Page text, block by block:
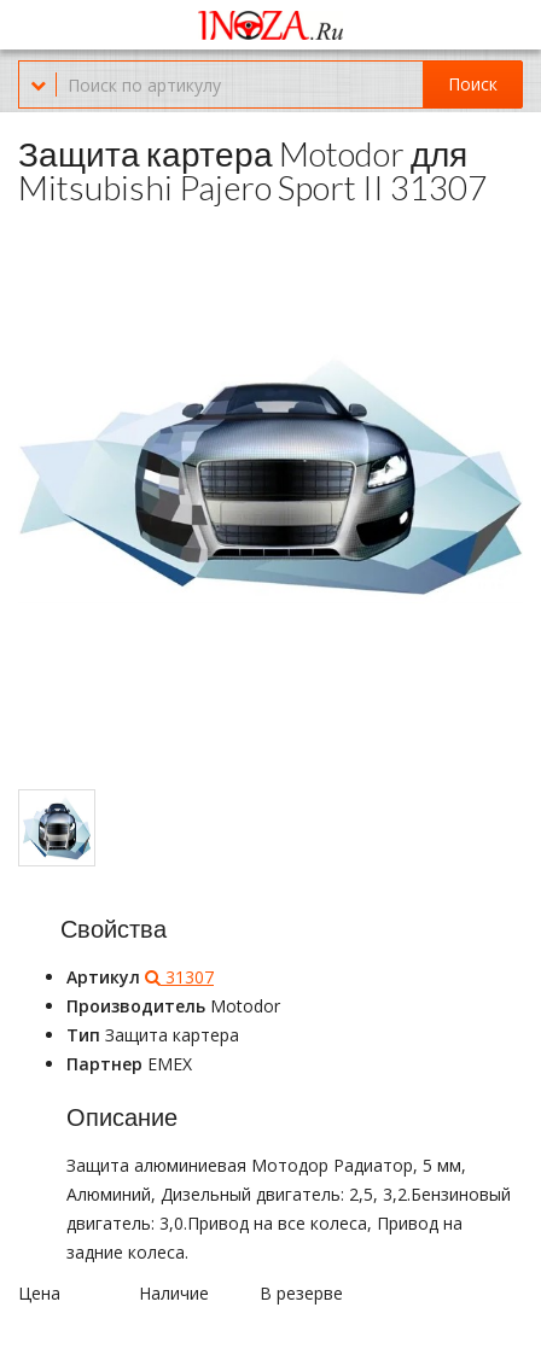
Офис обслуживания г.Краснодар (KRD) Куликова Поля 2 (магазин
Нож-мясо)
8-(967)-300-69-11
Поиск
Защита картера Motodor для
Mitsubishi Pajero Sport II 31307
Свойства
Артикул
31307
Производитель Motodor
Тип Защита картера
Партнер EMEX
Описание
Защита алюминиевая Мотодор Радиатор, 5 мм,
Алюминий, Дизельный двигатель: 2,5, 3,2.Бензиновый
двигатель: 3,0.Привод на все колеса, Привод на
задние колеса.
Цена
Наличие В резерве